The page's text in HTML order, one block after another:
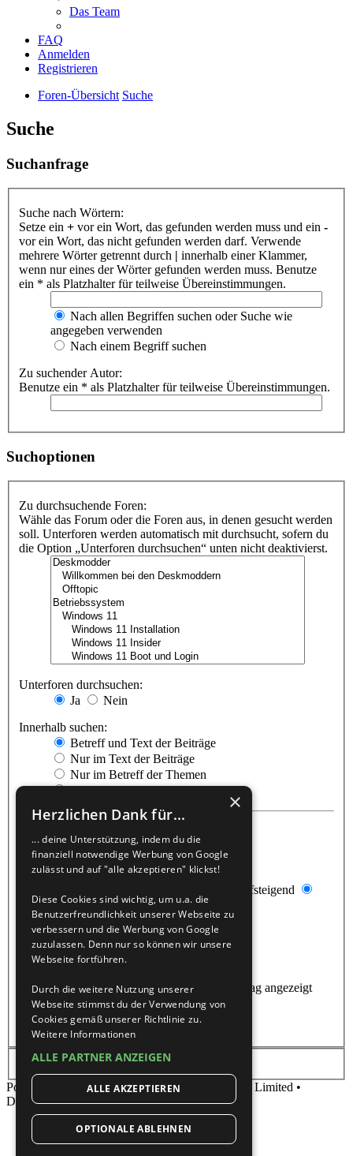
Das Team
FAQ
Anmelden
Registrieren
Foren-Übersicht Suche
Suche
Suchanfrage
Suche nach Wörtern:
Setze ein + vor ein Wort, das gefunden werden muss und ein -
vor ein Wort, das nicht gefunden werden darf. Verwende
mehrere Wörter getrennt durch | innerhalb einer Klammer,
wenn nur eines der Wörter gefunden werden muss. Benutze
ein * als Platzhalter für teilweise Übereinstimmungen.
Nach allen Begriffen suchen oder Suche wie
angegeben verwenden
Nach einem Begriff suchen
Zu suchender Autor:
Benutze ein * als Platzhalter für teilweise Übereinstimmungen.
Suchoptionen
Zu durchsuchende Foren:
Wähle das Forum oder die Foren aus, in denen gesucht werden
soll. Unterforen werden automatisch mit durchsucht, sofern du
die Option „Unterforen durchsuchen“ unten nicht deaktivierst.
Unterforen durchsuchen:
Ja
Nein
Innerhalb suchen:
Betreff und Text der Beiträge
Nur im Text der Beiträge
Nur im Betreff der Themen
Nur im ersten Beitrag der Themen
Beiträge
Themen
Ergebnisse sortieren nach:
Aufsteigend
Absteigend
Suchzeitraum begrenzen:
Stelle 0 als Wert ein, damit der komplette Beitrag angezeigt
wird.
Zeichen der Beiträge anzeigen
Powered by phpBB ® Forum Software © phpBB Limited •
Deutsche Übersetzung durchphpBB.de
×
Herzlichen Dank für...
... deine Unterstützung, indem du die
finanziell notwendige Werbung von Google
zulässt und auf "alle akzeptieren" klickst!
Diese Cookies sind wichtig, um u.a. die
Benutzerfreundlichkeit unserer Webseite zu
verbessern und die Werbung von Google
zuzulassen. Denn nur so können wir unsere
Webseite fortführen.
Durch die weitere Nutzung unserer
Webseite stimmst du der Verwendung von
Cookies gemäß unserer Richtlinie zu.
Weitere Informationen
ALLE PARTNER ANZEIGEN
ALLE AKZEPTIEREN
OPTIONALE ABLEHNEN